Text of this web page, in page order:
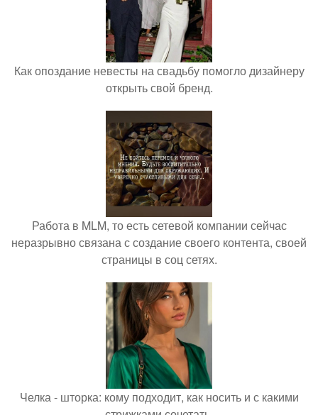
Как опоздание невесты на свадьбу помогло дизайнеру
открыть свой бренд.
Работа в MLM, то есть сетевой компании сейчас
неразрывно связана с создание своего контента, своей
страницы в соц сетях.
Челка - шторка: кому подходит, как носить и с какими